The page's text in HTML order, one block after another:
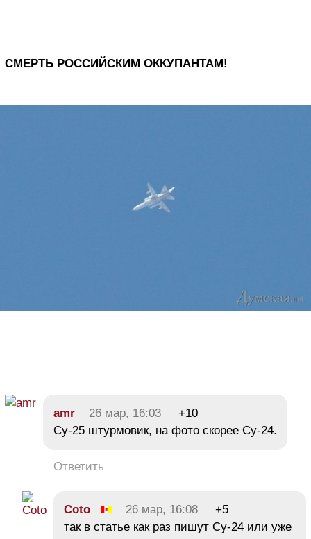
СМЕРТЬ РОССИЙСКИМ ОККУПАНТАМ!
amr 26 мар, 16:03
+10
Су-25 штурмовик, на фото скорее Су-24.
Ответить
Coto 26 мар, 16:08
+5
так в статье как раз пишут Су-24 или уже